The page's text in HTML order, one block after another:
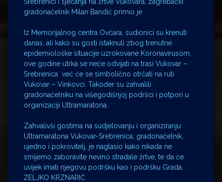
gradonačelnik Milan Bandić primio je
Iz Memorijalnog centra Ovčara, sudionici su krenuti
danas, ali kako su gosti istaknuli zbog trenutne
epidemiološke situacije uzrokovane Koronavirusom,
ove godine utrka se neće odvijati na trasi Vukovar –
Srebrenica već će se simbolično otrčati na ruti
Vukovar – Vinkovci. Također su zahvalili
gradonačelniku na višegodišnjoj podršci i potpori u
organizaciji Ultramaratona.
Zahvalivši gostima na sudjelovanju i organiziranju
Ultramaratona Vukovar-Srebrenica, gradonačelnik,
ujedno i pokrovitelj, je naglasio kako nikada ne
smijemo zaboravite nevino stradale žrtve, te da će
uvijek imati njegovu podršku kao i podršku Grada.
ŽELJKO KRZNARIĆ